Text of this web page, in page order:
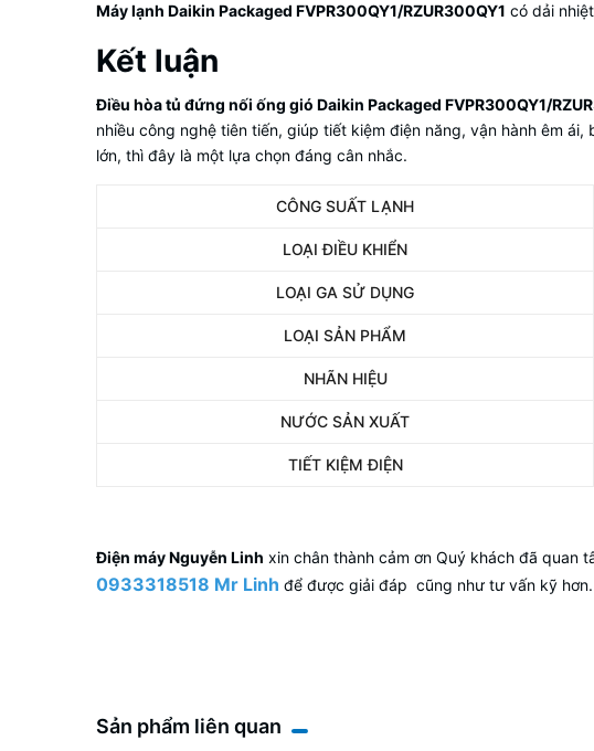
Máy lạnh Daikin Packaged FVPR300QY1/RZUR300QY1 có dải
Kết luận
Điều hòa tủ đứng nối ống gió Daikin Packaged FVPR300QY1/
nhiều công nghệ tiên tiến, giúp tiết kiệm điện năng, vận hành êm
lớn, thì đây là một lựa chọn đáng cân nhắc.
CÔNG SUẤT LẠNH
LOẠI ĐIỀU KHIỂN
LOẠI GA SỬ DỤNG
LOẠI SẢN PHẨM
NHÃN HIỆU
NƯỚC SẢN XUẤT
TIẾT KIỆM ĐIỆN
Điện máy Nguyễn Linh xin chân thành cảm ơn Quý khách đã quan
0933318518 Mr Linh để được giải đáp cũng như tư vấn kỹ hơn.
Sản phẩm liên quan